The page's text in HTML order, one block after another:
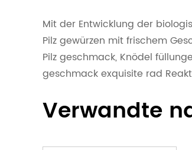
Mit der Entwicklung der
Pilz gewürzen mit frischem
Pilz geschmack, Knödel
geschmack exquisite rad
Verwandte